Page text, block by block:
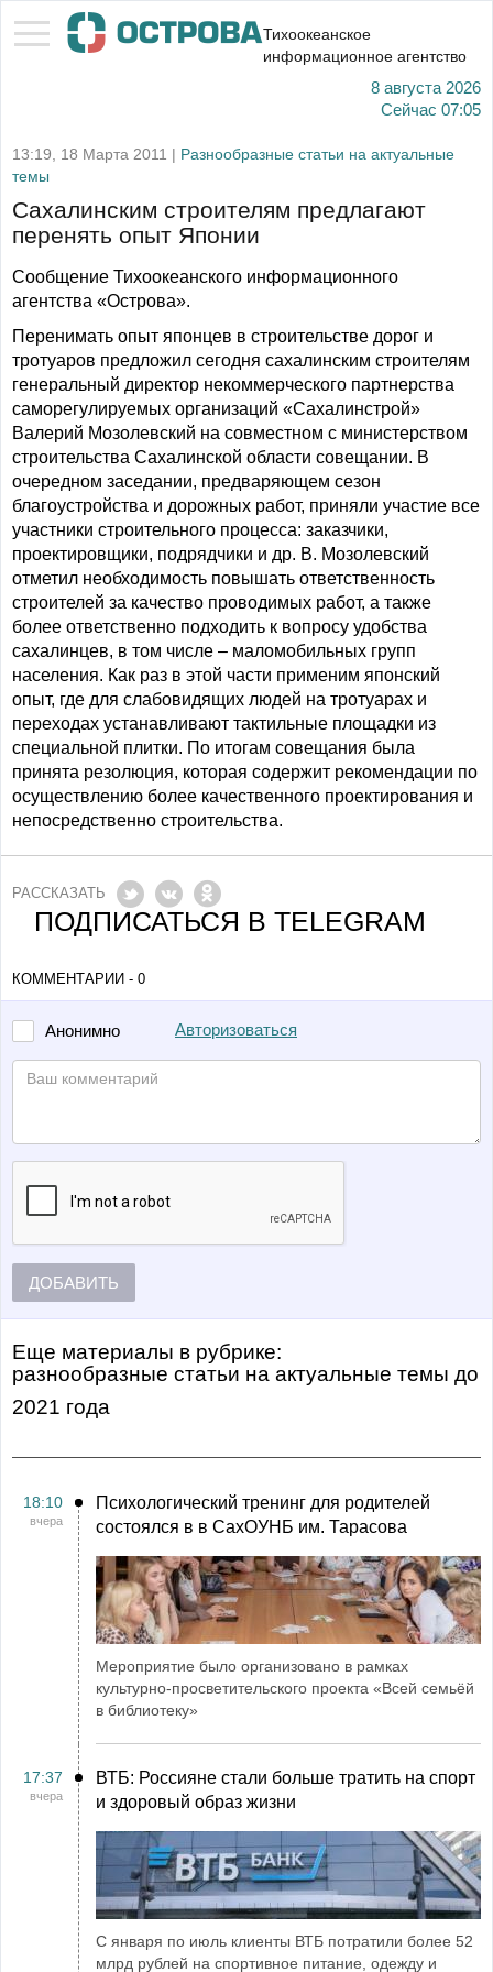
Тихоокеанское
информационное агентство
8 августа 2026
Сейчас 07:05
13:19, 18 Марта 2011 | Разнообразные статьи на актуальные
темы
Сахалинским строителям предлагают
перенять опыт Японии
Сообщение Тихоокеанского информационного
агентства «Острова».
Перенимать опыт японцев в строительстве дорог и
тротуаров предложил сегодня сахалинским строителям
генеральный директор некоммерческого партнерства
саморегулируемых организаций «Сахалинстрой»
Валерий Мозолевский на совместном с министерством
строительства Сахалинской области совещании. В
очередном заседании, предваряющем сезон
благоустройства и дорожных работ, приняли участие все
участники строительного процесса: заказчики,
проектировщики, подрядчики и др. В. Мозолевский
отметил необходимость повышать ответственность
строителей за качество проводимых работ, а также
более ответственно подходить к вопросу удобства
сахалинцев, в том числе – маломобильных групп
населения. Как раз в этой части применим японский
опыт, где для слабовидящих людей на тротуарах и
переходах устанавливают тактильные площадки из
специальной плитки. По итогам совещания была
принята резолюция, которая содержит рекомендации по
осуществлению более качественного проектирования и
непосредственно строительства.
РАССКАЗАТЬ
ПОДПИСАТЬСЯ В TELEGRAM
КОММЕНТАРИИ - 0
Анонимно Авторизоваться
ДОБАВИТЬ
Еще материалы в рубрике:
Разнообразные статьи на актуальные темы до
2021 года
18:10
вчера
Психологический тренинг для родителей
состоялся в в СахОУНБ им. Тарасова
Мероприятие было организовано в рамках
культурно-просветительского проекта «Всей семьёй
в библиотеку»
17:37
вчера
ВТБ: Россияне стали больше тратить на спорт
и здоровый образ жизни
С января по июль клиенты ВТБ потратили более 52
млрд рублей на спортивное питание, одежду и